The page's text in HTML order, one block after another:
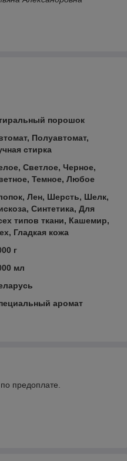
порошок
Полуавтомат,
стирка
Светлое, Черное,
Темное, Любое
Лен, Шерсть, Шелк,
Синтетика, Для
типов ткани, Кашемир,
Гладкая кожа
г
мл
аромат
предоплате.